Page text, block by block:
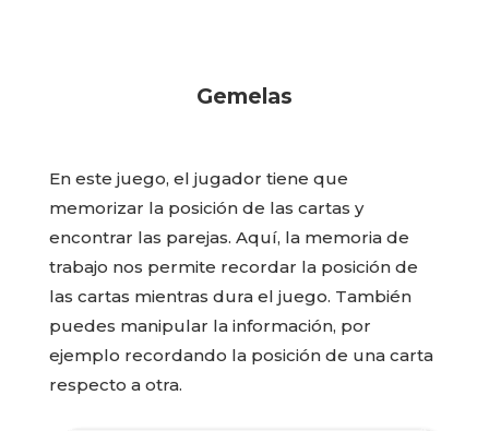
Gemelas
En este juego, el jugador tiene que
memorizar la posición de las cartas y
encontrar las parejas. Aquí, la memoria de
trabajo nos permite recordar la posición de
las cartas mientras dura el juego. También
puedes manipular la información, por
ejemplo recordando la posición de una carta
respecto a otra.